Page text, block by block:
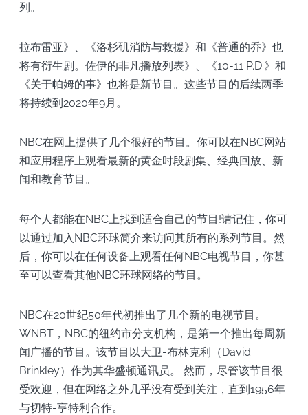
列。
拉布雷亚》、《洛杉矶消防与救援》和《普通的乔》也
将有衍生剧。佐伊的非凡播放列表》、《10-11 P.D.》和
《关于帕姆的事》也将是新节目。这些节目的后续两季
将持续到2020年9月。
NBC在网上提供了几个很好的节目。你可以在NBC网站
和应用程序上观看最新的黄金时段剧集、经典回放、新
闻和教育节目。
每个人都能在NBC上找到适合自己的节目!请记住，你可
以通过加入NBC环球简介来访问其所有的系列节目。然
后，你可以在任何设备上观看任何NBC电视节目，你甚
至可以查看其他NBC环球网络的节目。
NBC在20世纪50年代初推出了几个新的电视节目。
WNBT，NBC的纽约市分支机构，是第一个推出每周新
闻广播的节目。该节目以大卫-布林克利（David
Brinkley）作为其华盛顿通讯员。 然而，尽管该节目很
受欢迎，但在网络之外几乎没有受到关注，直到1956年
与切特-亨特利合作。